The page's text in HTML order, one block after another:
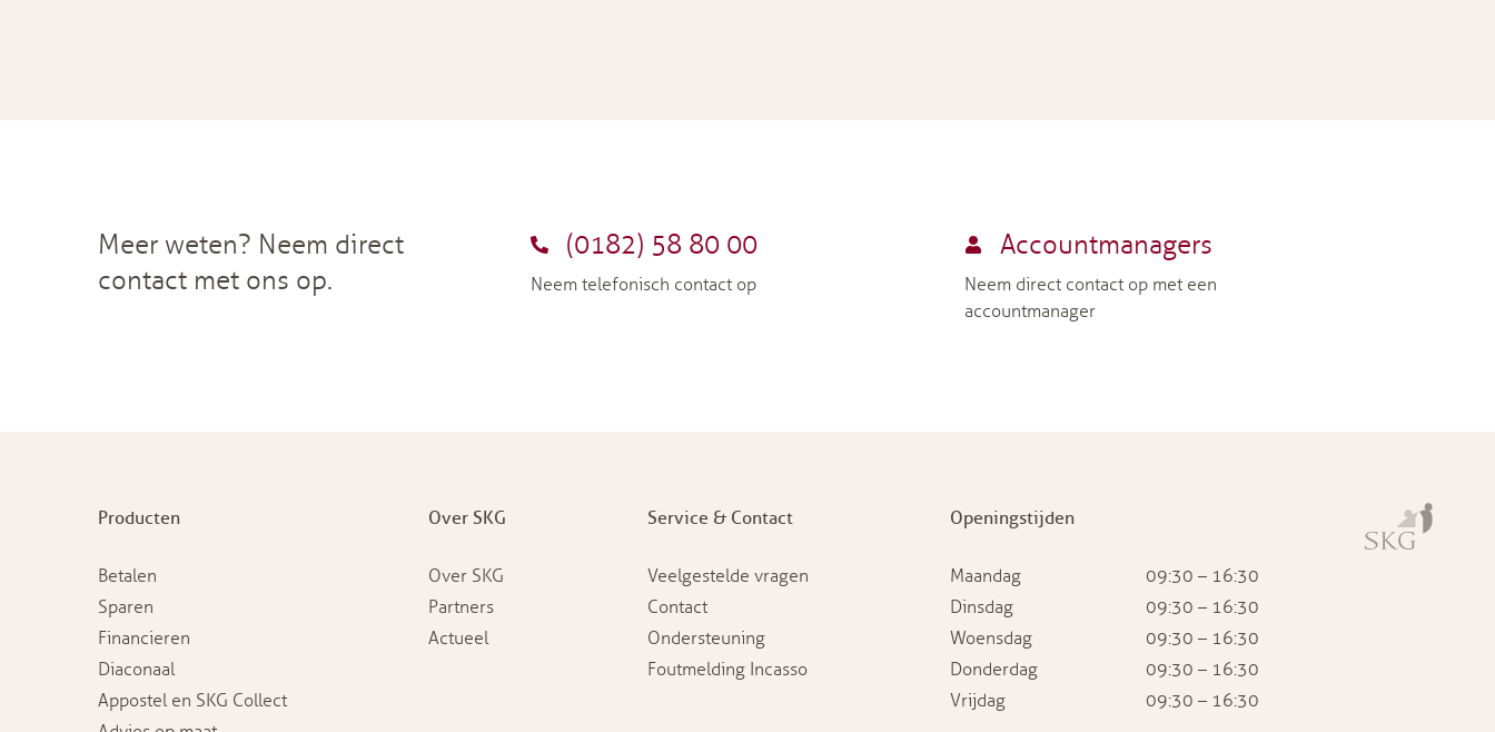
Meer weten? Neem direct
contact met ons op.
(0182) 58 80 00
Neem telefonisch contact op
Accountmanagers
Neem direct contact op met een
accountmanager
Producten
Betalen
Sparen
Financieren
Diaconaal
Appostel en SKG Collect
Over SKG
Over SKG
Partners
Actueel
Service & Contact
Veelgestelde vragen
Contact
Ondersteuning
Foutmelding Incasso
Openingstijden
Maandag
09:30 – 16:30
Dinsdag
09:30 – 16:30
Woensdag
09:30 – 16:30
Donderdag
09:30 – 16:30
Vrijdag
09:30 – 16:30